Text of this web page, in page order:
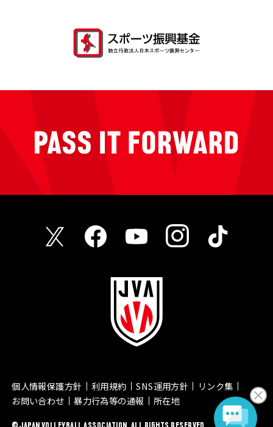
個人情報保護方針 利用規約 SNS運用方針
リンク集
お問い合わせ
暴力行為等の通報 所在地